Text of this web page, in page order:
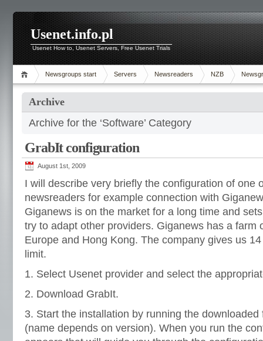
Usenet.info.pl
Usenet How to, Usenet Servers, Free Usenet Trials
Newsgroups start Servers Newsreaders NZB
Archive
Archive for the ‘Software’ Category
GrabIt configuration
August 1st, 2009
I will describe very briefly the configuration of one
newsreaders for example connection with
Giganews is on the market for a long time and
try to adapt other providers. Giganews has a farm
Europe and Hong Kong. The company gives us
limit.
1. Select Usenet provider and select the
2. Download GrabIt.
3. Start the installation by running the
(name depends on version). When you run the